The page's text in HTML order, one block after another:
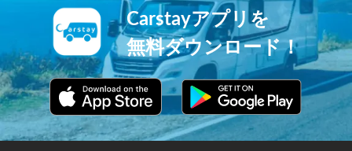
す。
Carstayアプリを
無料ダウンロード！